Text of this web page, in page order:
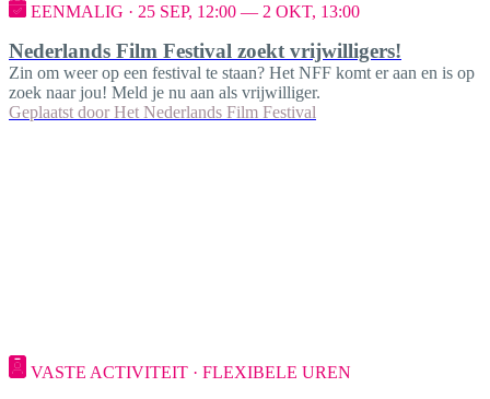
EENMALIG · 25 SEP, 12:00 — 2 OKT, 13:00
Nederlands Film Festival zoekt vrijwilligers!
Zin om weer op een festival te staan? Het NFF komt er aan en is op
zoek naar jou! Meld je nu aan als vrijwilliger.
Geplaatst door Het Nederlands Film Festival
VASTE ACTIVITEIT · FLEXIBELE UREN